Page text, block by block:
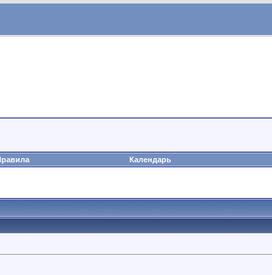
Календарь